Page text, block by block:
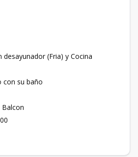
desayunador (Fria) y Cocina
con su baño